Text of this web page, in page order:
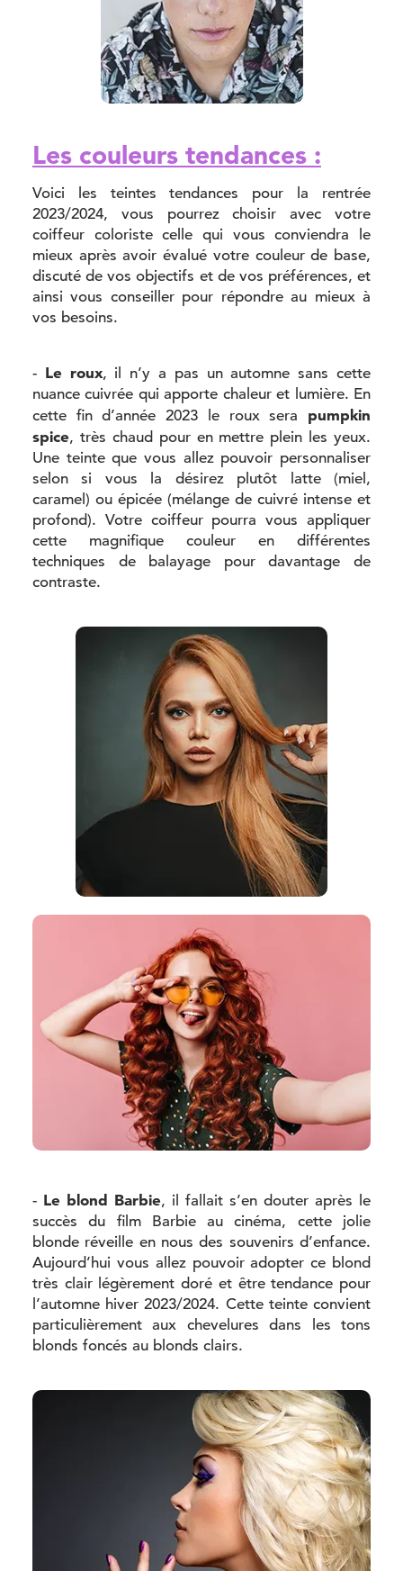
Les couleurs tendances :
Voici les teintes tendances pour la rentrée
2023/2024, vous pourrez choisir avec votre
coiffeur coloriste celle qui vous conviendra le
mieux après avoir évalué votre couleur de base,
discuté de vos objectifs et de vos préférences, et
ainsi vous conseiller pour répondre au mieux à
vos besoins.
- Le roux, il n’y a pas un automne sans cette
nuance cuivrée qui apporte chaleur et lumière. En
cette fin d’année 2023 le roux sera pumpkin
spice, très chaud pour en mettre plein les yeux.
Une teinte que vous allez pouvoir personnaliser
selon si vous la désirez plutôt latte (miel,
caramel) ou épicée (mélange de cuivré intense et
profond). Votre coiffeur pourra vous appliquer
cette magnifique couleur en différentes
techniques de balayage pour davantage de
contraste.
- Le blond Barbie, il fallait s’en douter après le
succès du film Barbie au cinéma, cette jolie
blonde réveille en nous des souvenirs d’enfance.
Aujourd’hui vous allez pouvoir adopter ce blond
très clair légèrement doré et être tendance pour
l’automne hiver 2023/2024. Cette teinte convient
particulièrement aux chevelures dans les tons
blonds foncés au blonds clairs.